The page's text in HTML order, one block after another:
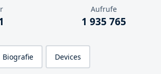
Aufrufe
1 935 765
Biografie Devices